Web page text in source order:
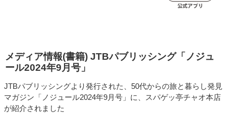
メディア情報(書籍) JTBパブリッシング「ノジュ
ール2024年9月号」
JTBパブリッシングより発行された、50代からの旅と暮らし発見
マガジン「ノジュール2024年9月号」に、スパゲッ亭チャオ本店
が紹介されました